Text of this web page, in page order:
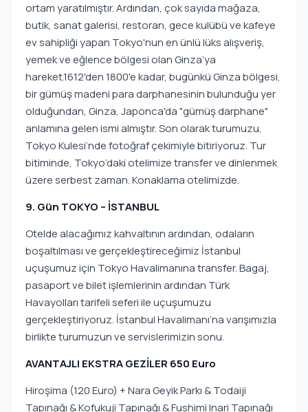
ortam yaratılmıştır. Ardından, çok sayıda mağaza,
butik, sanat galerisi, restoran, gece kulübü ve kafeye
ev sahipliği yapan Tokyo'nun en ünlü lüks alışveriş,
yemek ve eğlence bölgesi olan Ginza’ya
hareket.1612'den 1800'e kadar, bugünkü Ginza bölgesi,
bir gümüş madeni para darphanesinin bulunduğu yer
olduğundan, Ginza, Japonca'da "gümüş darphane"
anlamına gelen ismi almıştır. Son olarak turumuzu,
Tokyo Kulesi’nde fotoğraf çekimiyle bitiriyoruz. Tur
bitiminde, Tokyo’daki otelimize transfer ve dinlenmek
üzere serbest zaman. Konaklama otelimizde.
9. Gün TOKYO – İSTANBUL
Otelde alacağımız kahvaltının ardından, odaların
boşaltılması ve gerçekleştireceğimiz İstanbul
uçuşumuz için Tokyo Havalimanına transfer. Bagaj,
pasaport ve bilet işlemlerinin ardından Türk
Havayolları tarifeli seferi ile uçuşumuzu
gerçekleştiriyoruz. İstanbul Havalimanı’na varışımızla
birlikte turumuzun ve servislerimizin sonu.
AVANTAJLI EKSTRA GEZİLER 650 Euro
Hiroşima (120 Euro) + Nara Geyik Parkı & Todaiji
Tapınağı & Kofukuji Tapınağı & Fushimi Inari Tapınağı